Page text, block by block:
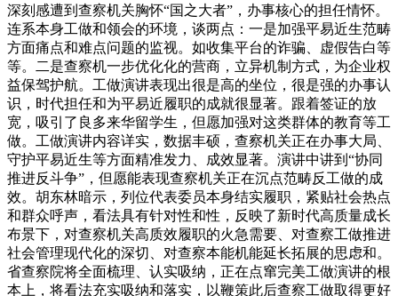
深刻感遭到查察机关胸怀“国之大者”，办事核心的担任情怀。
连系本身工做和领会的环境，谈两点：一是加强平易近生范畴
方面痛点和难点问题的监视。如收集平台的诈骗、虚假告白等
等。二是查察机一步优化化的营商，立异机制方式，为企业权
益保驾护航。工做演讲表现出很是高的坐位，很是强的办事认
识，时代担任和为平易近履职的成就很显著。跟着签证的放
宽，吸引了良多来华留学生，但愿加强对这类群体的教育等工
做。工做演讲内容详实，数据丰硕，查察机关正在办事大局、
守护平易近生等方面精准发力、成效显著。演讲中讲到“协同
推进反斗争”，但愿能表现查察机关正在沉点范畴反工做的成
效。胡东林暗示，列位代表委员本身结实履职，紧贴社会热点
和群众呼声，看法具有针对性和性，反映了新时代高质量成长
布景下，对查察机关高质效履职的火急需要、对查察工做推进
社会管理现代化的深切、对查察本能机能延长拓展的思虑和。
省查察院将全面梳理、认实吸纳，正在点窜完美工做演讲的根
本上，将看法充实吸纳和落实，以鞭策此后查察工做取得更好